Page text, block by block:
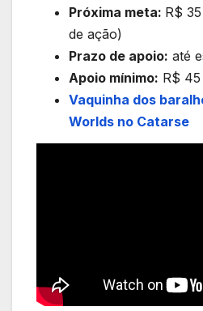
Próxima meta: R$
de ação)
Prazo de apoio: até
Apoio mínimo: R$ 45
Vaquinha dos
Worlds no Catarse